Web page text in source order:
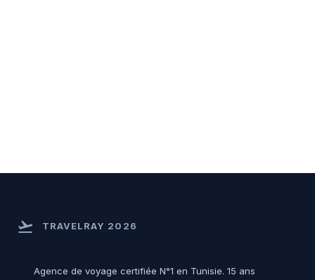
flight_takeoff TRAVELRAY 2026
Agence de voyage certifiée N°1 en Tunisie. 15 ans